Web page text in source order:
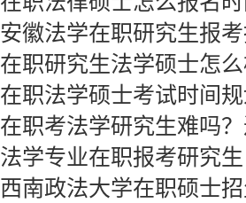
安徽法学在职研究生报考指
在职研究生法学硕士怎
在职法学硕士考试时间
在职考法学研究生难吗
法学专业在职报考研究生
西南政法大学在职硕士